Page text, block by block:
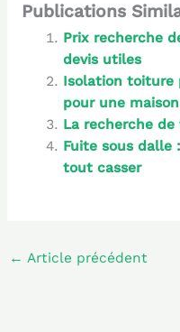
Publications
Prix recherche
devis utiles
Isolation toiture
pour une
La recherche de
Fuite sous dalle
tout casser
← Article précédent